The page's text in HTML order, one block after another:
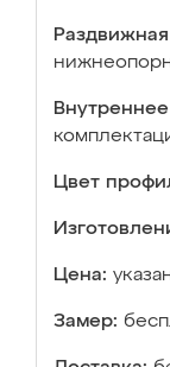
Цвет
Цена:
Замер: